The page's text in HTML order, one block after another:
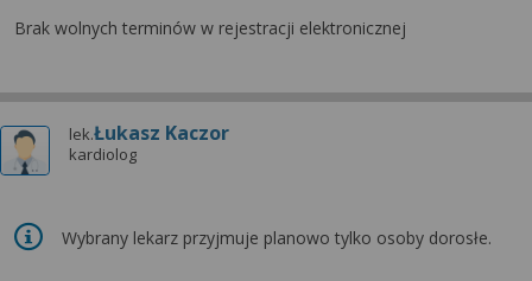
Brak wolnych terminów w rejestracji elektronicznej
lek.Łukasz Kaczor
kardiolog
Wybrany lekarz przyjmuje planowo tylko osoby dorosłe.